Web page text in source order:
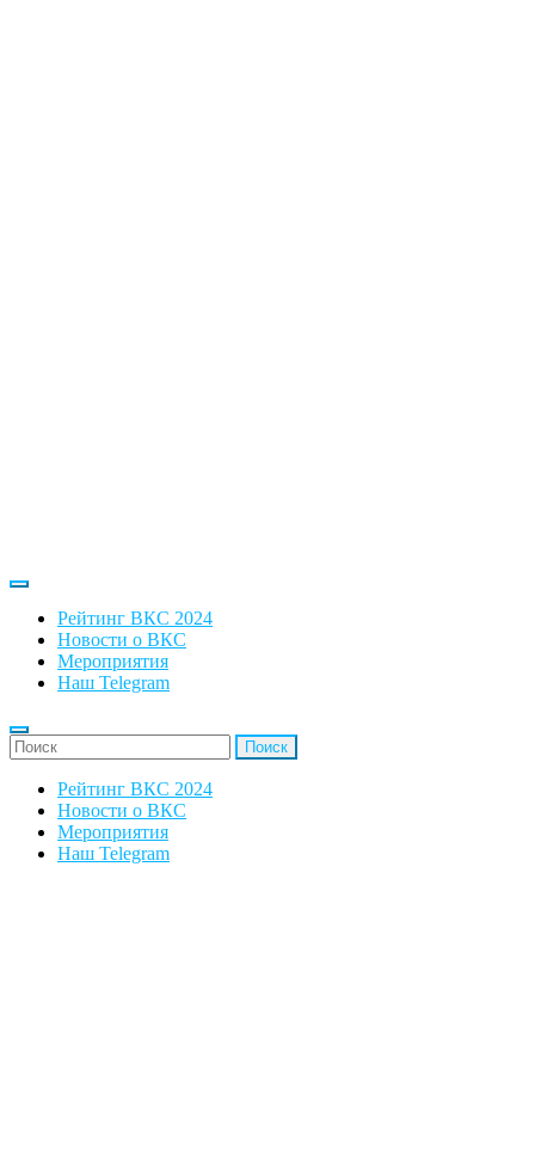
Рейтинг ВКС 2024
Новости о ВКС
Мероприятия
Наш Telegram
'Найти:
Рейтинг ВКС 2024
Новости о ВКС
Мероприятия
Наш Telegram